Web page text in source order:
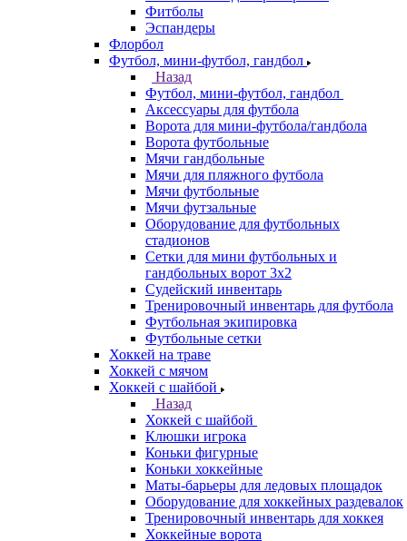
Фитболы
Эспандеры
Флорбол
Футбол, мини-футбол, гандбол
Назад
Футбол, мини-футбол, гандбол
Аксессуары для футбола
Ворота для мини-футбола/гандбола
Ворота футбольные
Мячи гандбольные
Мячи для пляжного футбола
Мячи футбольные
Мячи футзальные
Оборудование для футбольных
стадионов
Сетки для мини футбольных и
гандбольных ворот 3х2
Судейский инвентарь
Тренировочный инвентарь для футбола
Футбольная экипировка
Футбольные сетки
Хоккей на траве
Хоккей с мячом
Хоккей с шайбой
Назад
Хоккей с шайбой
Клюшки игрока
Коньки фигурные
Коньки хоккейные
Маты-барьеры для ледовых площадок
Оборудование для хоккейных раздевалок
Тренировочный инвентарь для хоккея
Хоккейные ворота